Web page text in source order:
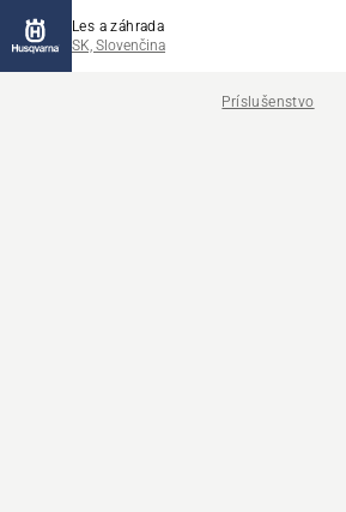
Les a záhrada
SK, Slovenčina
Príslušenstvo